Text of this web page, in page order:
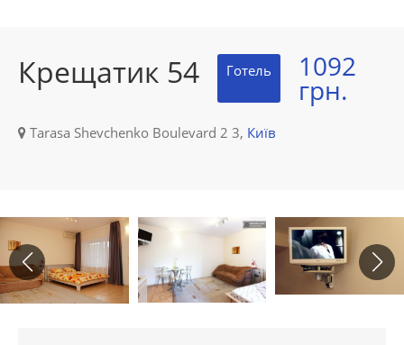
Крещатик 54 Готель 1092
грн.
Tarasa Shevchenko Boulevard 2 3, Київ